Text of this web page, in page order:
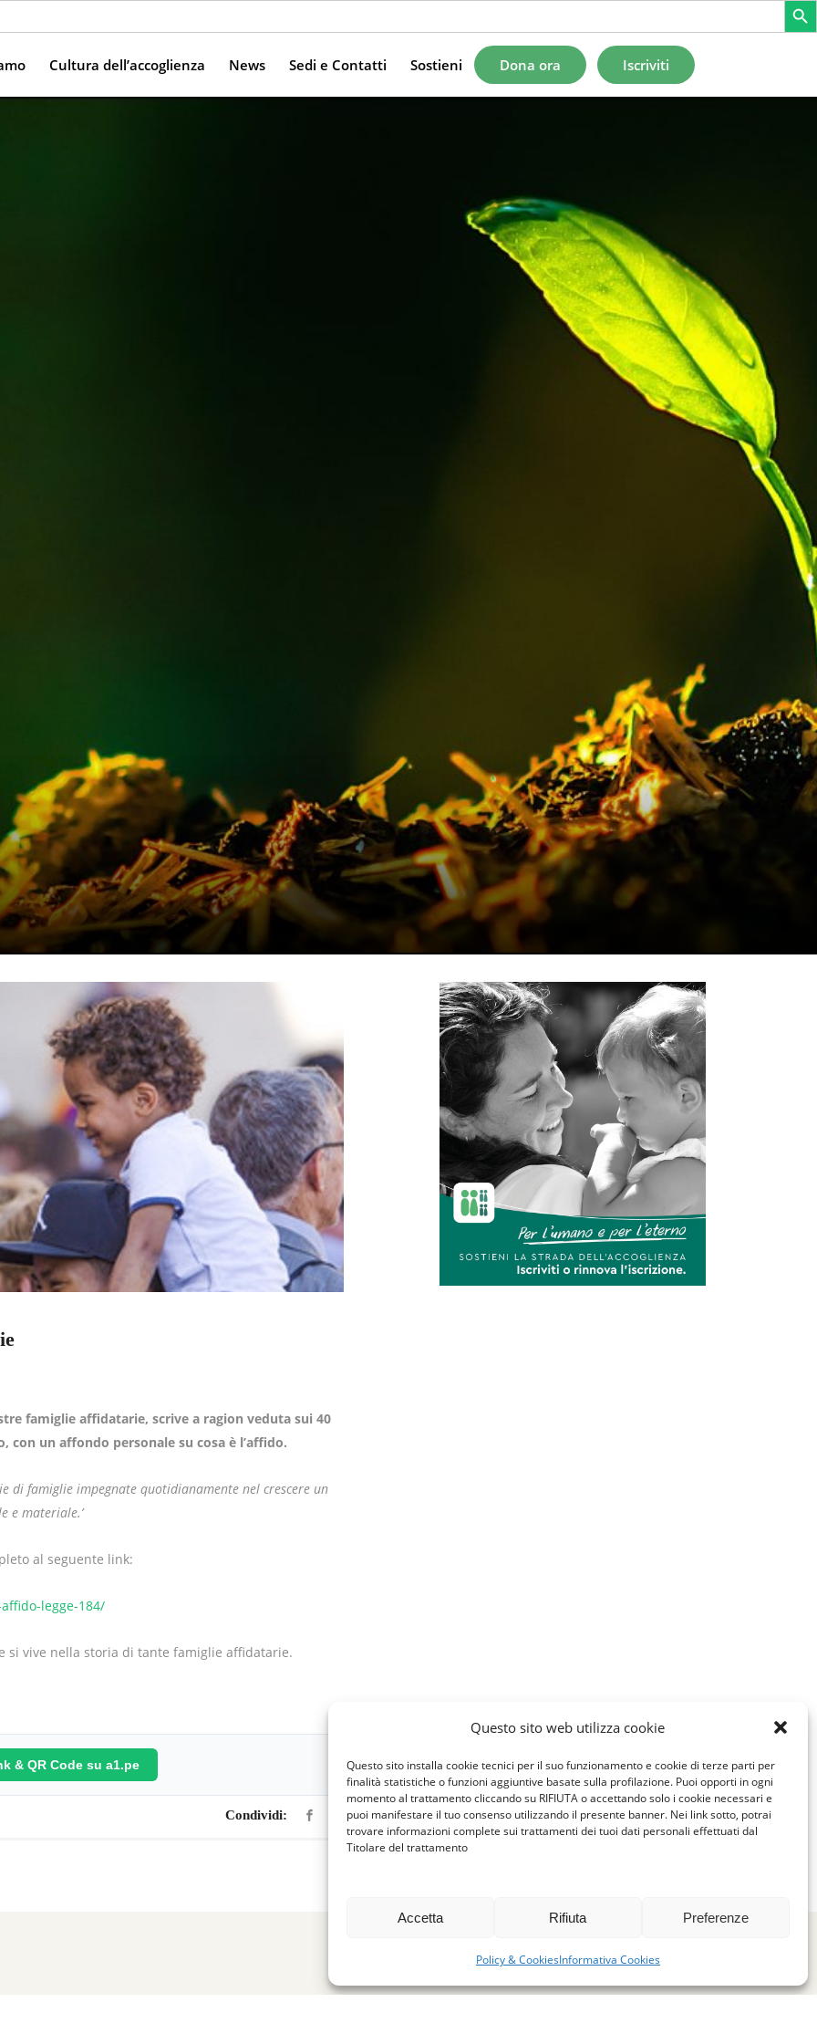
Questo sito web utilizza cookie
Questo sito installa cookie tecnici per il suo funzionamento e cookie di terze parti per
finalità statistiche o funzioni aggiuntive basate sulla profilazione. Puoi opporti in ogni
momento al trattamento cliccando su RIFIUTA o accettando solo i cookie necessari e
puoi manifestare il tuo consenso utilizzando il presente banner. Nei link sotto, potrai
trovare informazioni complete sui trattamenti dei tuoi dati personali effettuati dal
Titolare del trattamento
Accetta Rifiuta Preferenze
Policy & CookiesInformativa Cookies
Cultura dell’accoglienza News Sedi e Contatti Sostieni Dona ora Iscriviti
famiglie affidatarie, scrive a ragion veduta sui 40
con un affondo personale su cosa è l’affido.
di famiglie impegnate quotidianamente nel crescere un
e materiale.’
al seguente link:
legge-184/
si vive nella storia di tante famiglie affidatarie.
& QR Code su a1.pe
Condividi: